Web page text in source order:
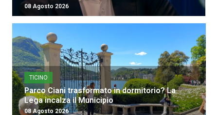
08 Agosto 2026
TICINO
Parco Ciani trasformato in dormitorio? La
Lega incalza il Municipio
08 Agosto 2026